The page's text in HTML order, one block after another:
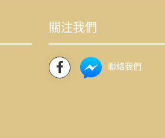
關注我們
聯絡我們